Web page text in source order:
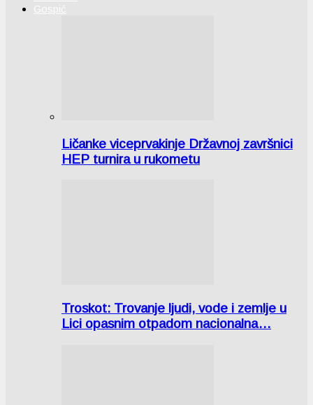
Gospić
Ličanke viceprvakinje Državnoj završnici
HEP turnira u rukometu
Troskot: Trovanje ljudi, vode i zemlje u
Lici opasnim otpadom nacionalna…